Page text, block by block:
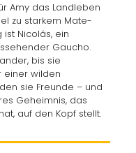
Amy das Landleben
zu starkem Mate-
Nicolás, ein
Gaucho.
bis sie
einer wilden
sie Freunde – und
Geheimnis, das
auf den Kopf stellt.